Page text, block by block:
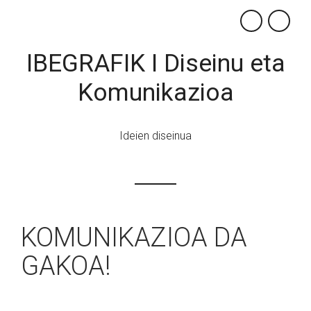
×
IBEGRAFIK I Diseinu eta
Komunikazioa
Ideien diseinua
KOMUNIKAZIOA DA
GAKOA!